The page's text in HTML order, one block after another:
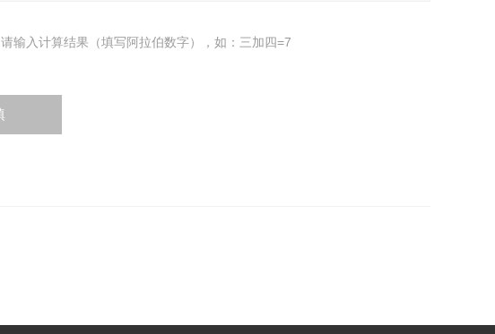
请输入计算结果（填写阿拉伯数字），如：三加四=7